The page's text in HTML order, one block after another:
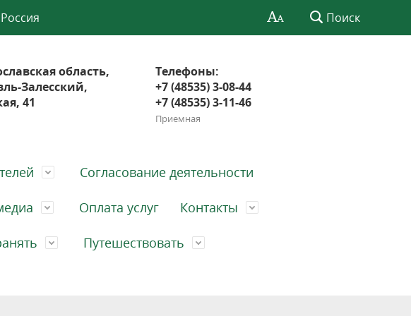
Поиск
область,
Залесский,
41
Телефоны:
+7 (48535) 3-08-44
+7 (48535) 3-11-46
Приемная
Согласование деятельности
Оплата услуг Контакты
Путешествовать